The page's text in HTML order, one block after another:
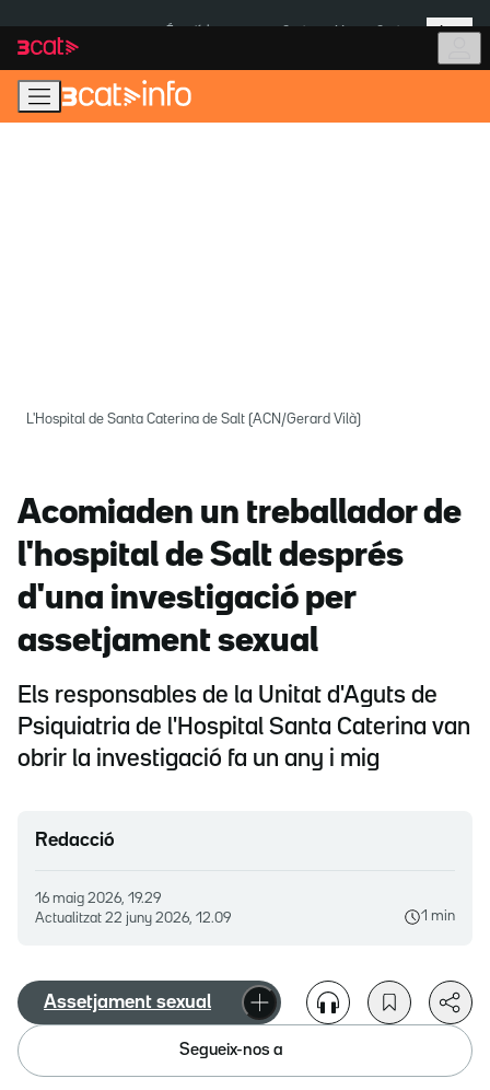
navegació
principal
contingut
Més
L'Hospital de Santa Caterina de Salt (ACN/Gerard Vilà)
Acomiaden un treballador de
l'hospital de Salt després
d'una investigació per
assetjament sexual
Els responsables de la Unitat d'Aguts de
Psiquiatria de l'Hospital Santa Caterina van
obrir la investigació fa un any i mig
Redacció
16 maig 2026, 19.29
Actualitzat 22 juny 2026, 12.09 1 min
Assetjament sexual
Segueix-nos a